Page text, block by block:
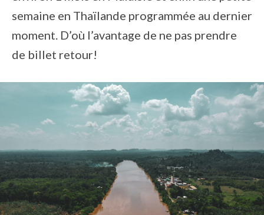
semaine en Thaïlande programmée au dernier
moment. D’où l’avantage de ne pas prendre
de billet retour!